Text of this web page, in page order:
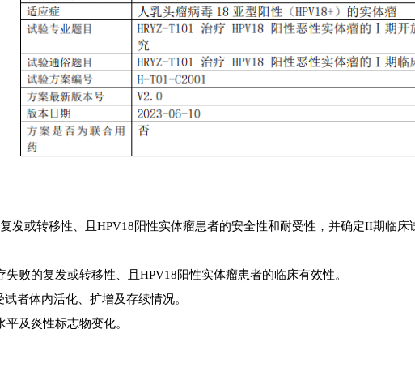
或转移性、且HPV18阳性实体瘤患者的安全性和耐受性，并确定II期临床
的复发或转移性、且HPV18阳性实体瘤患者的临床有效性。
者体内活化、扩增及存续情况。
及炎性标志物变化。